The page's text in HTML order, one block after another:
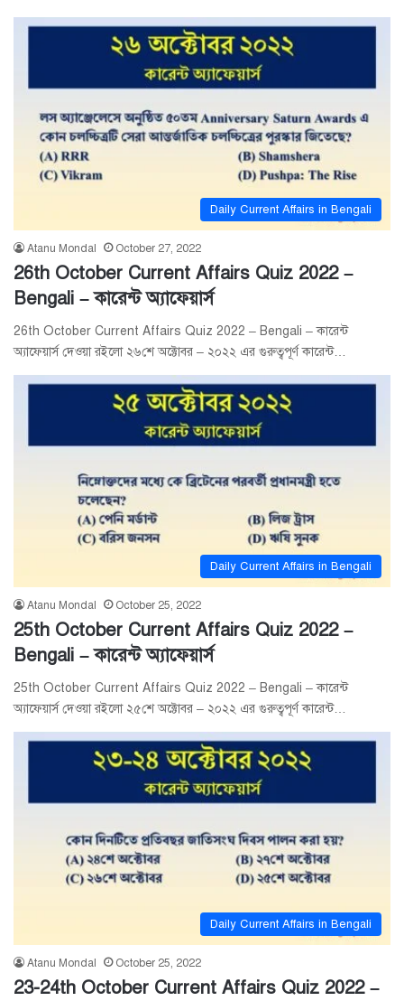
Daily Current Affairs in Bengali
Atanu Mondal October 27, 2022
26th October Current Affairs Quiz 2022 –
Bengali – কারেন্ট অ্যাফেয়ার্স
26th October Current Affairs Quiz 2022 – Bengali – কারেন্ট
অ্যাফেয়ার্স দেওয়া রইলো ২৬শে অক্টোবর – ২০২২ এর গুরুত্বপূর্ণ কারেন্ট…
Daily Current Affairs in Bengali
Atanu Mondal October 25, 2022
25th October Current Affairs Quiz 2022 –
Bengali – কারেন্ট অ্যাফেয়ার্স
25th October Current Affairs Quiz 2022 – Bengali – কারেন্ট
অ্যাফেয়ার্স দেওয়া রইলো ২৫শে অক্টোবর – ২০২২ এর গুরুত্বপূর্ণ কারেন্ট…
Daily Current Affairs in Bengali
Atanu Mondal October 25, 2022
23-24th October Current Affairs Quiz 2022 –